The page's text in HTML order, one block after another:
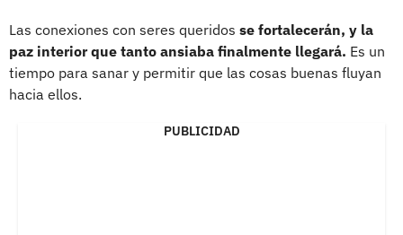
Las conexiones con seres queridos se fortalecerán, y la
paz interior que tanto ansiaba finalmente llegará. Es un
tiempo para sanar y permitir que las cosas buenas fluyan
hacia ellos.
PUBLICIDAD